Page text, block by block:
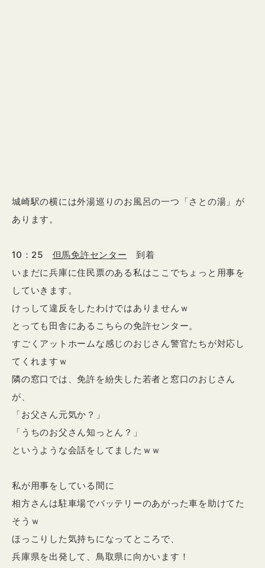
城崎駅の横には外湯巡りのお風呂の一つ「さとの湯」が
あります。
10：25 但馬免許センター 到着
いまだに兵庫に住民票のある私はここでちょっと用事を
していきます。
けっして違反をしたわけではありませんｗ
とっても田舎にあるこちらの免許センター。
すごくアットホームな感じのおじさん警官たちが対応し
てくれますｗ
隣の窓口では、免許を紛失した若者と窓口のおじさん
が、
「お父さん元気か？」
「うちのお父さん知っとん？」
というような会話をしてましたｗｗ
私が用事をしている間に
相方さんは駐車場でバッテリーのあがった車を助けてた
そうｗ
ほっこりした気持ちになってところで、
兵庫県を出発して、鳥取県に向かいます！